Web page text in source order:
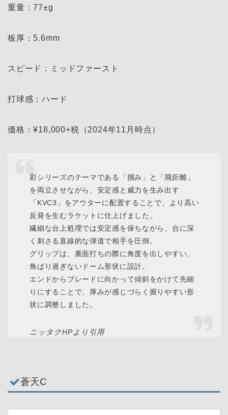
重量：77±g
板厚：5.6mm
スピード：ミッドファースト
打球感：ハード
価格：¥18,000+税（2024年11月時点）
彩シリーズのテーマである「掴み」と「飛距離」
を両立させながら、安定感と威力を生み出す
「KVC3」をアウターに配置することで、より高い
反発を生むラケットに仕上げました。
繊細な台上処理では安定感を保ちながら、台に深
く刺さる直線的な弾道で相手を圧倒。
グリップは、裏面打ちの際に角度を出しやすい、
角ばり過ぎないドーム形状に設計。
エンドからブレードに向かって傾斜をかけて先細
りにすることで、厚みが感じづらく握りやすい形
状に調整しました。
ニッタクHPより引用
蒼天C